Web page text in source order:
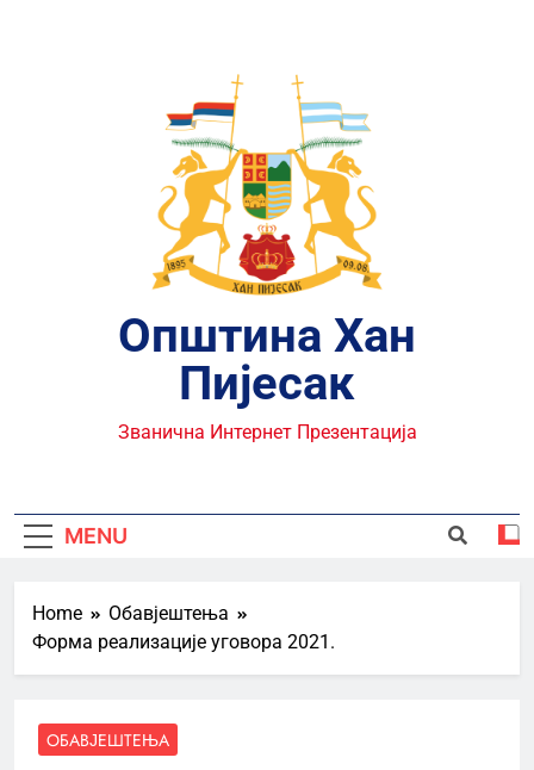
Општина Хан
Пијесак
Званична Интернет Презентација
MENU
Home
Обавјештења
Форма реализације уговора 2021.
ОБАВЈЕШТЕЊА